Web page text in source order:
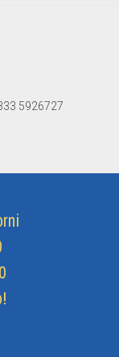
5926727